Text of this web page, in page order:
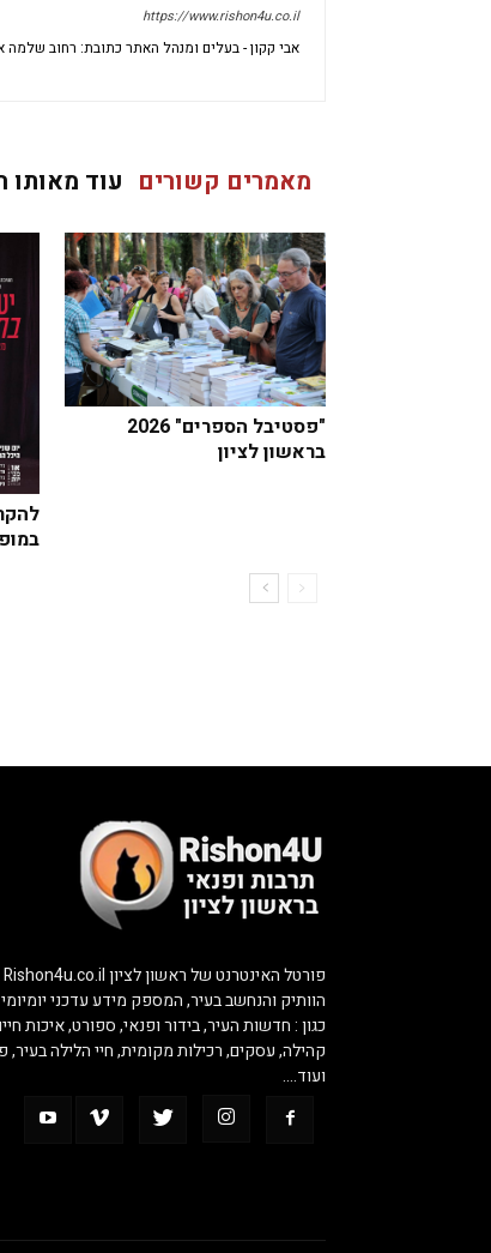
https://www.rishon4u.co.il
אבי קקון - בעלים ומנהל האתר כתובת: רחוב שלמה אלירז 1 דירה 69 ראשון לציון מיקוד:
מאמרים קשורים עוד מאותו
"פסטיבל הספרים" 2026
בראשון לציון
הוותיק והנחשב בעיר, המספק מידע עדכני
כגון : חדשות העיר, בידור ופנאי, ספורט, איכות
קהילה, עסקים, רכילות מקומית, חיי הלילה בעיר,
ועוד….